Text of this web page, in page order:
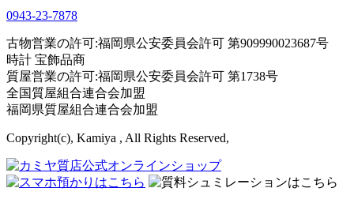
0943-23-7878
古物営業の許可:福岡県公安委員会許可 第909990023687号
時計 宝飾品商
質屋営業の許可:福岡県公安委員会許可 第1738号
全国質屋組合連合会加盟
福岡県質屋組合連合会加盟
Copyright(c), Kamiya , All Rights Reserved,